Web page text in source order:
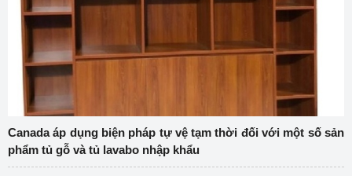
Canada áp dụng biện pháp tự vệ tạm thời đối với một số sản
phẩm tủ gỗ và tủ lavabo nhập khẩu